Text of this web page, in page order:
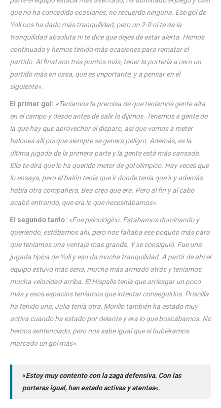
que no ha concedido ocasiones, no recuerdo ninguna. Ese gol de
Yoli nos ha dado más tranquilidad, pero un 2-0 ni te da la
tranquilidad absoluta ni te dice que dejes de estar alerta. Hemos
continuado y hemos tenido más ocasiones para rematar el
partido. Al final son tres puntos más, tener la portería a cero un
partido más en casa, que es importante, y a pensar en el
siguiente».
El primer gol: «Teníamos la premisa de que teníamos gente alta
en el campo y desde antes de salir lo dijimos. Tenemos a gente de
la que hay que aprovechar el disparo, así que vamos a meter
balones allí porque siempre se genera peligro. Además, es la
última jugada de la primera parte y la gente está más cansada.
Ella te dirá que lo ha querido meter de gol olímpico. Hay veces que
lo ensaya, pero el balón tenía que ir donde tenía que ir y además
había otra compañera, Bea creo que era. Pero al fin y al cabo
acabó entrando, que era lo que necesitábamos».
El segundo tanto: «Fue psicológico. Estábamos dominando y
queriendo, estábamos ahí, pero nos faltaba ese poquito más para
que teníamos una ventaja mas grande. Y se consiguió. Fue una
jugada típica de Yoli y eso da mucha tranquilidad. A partir de ahí el
equipo estuvo más serio, mucho más armado atrás y teníamos
mucha velocidad arriba. El Híspalis tenía que arriesgar un poco
más y esos espacios teníamos que intentar conseguirlos. Priscilla
ha tenido una, Julia tenía otra, Morillo también ha estado muy
activa cuando ha estado por delante y era lo que buscábamos. No
hemos sentenciado, pero nos sabe igual que si hubiéramos
marcado un gol más»
«Estoy muy contento con la zaga defensiva. Con las
porteras igual, han estado activas y atentas«.